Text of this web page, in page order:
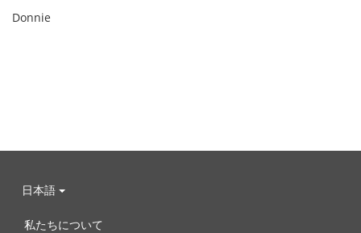
Donnie
日本語
私たちについて